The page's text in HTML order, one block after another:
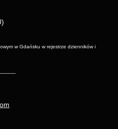
w Gdańsku w rejestrze dzienników i